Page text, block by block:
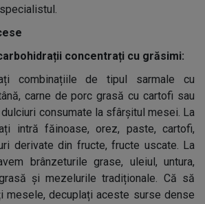
concentrați cu grăsimi:
combinațiile de tipul sarmale cu
carne de porc grasă cu cartofi sau
consumate la sfârșitul mesei. La
intră făinoase, orez, paste, cartofi,
derivate din fructe, fructe uscate. La
brânzeturile grase, uleiul, untura,
și mezelurile tradiționale. Că să
mesele, decuplați aceste surse dense